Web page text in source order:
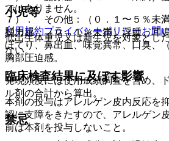
小児等
低出生体重児又は新生児を対象とし
ない。
臨床検査結果に及ぼす影響
本剤の投与はアレルゲン皮内反応を
認に支障をきたすので、アレルゲン
前は本剤を投与しないこと。
７）． その他：（０．１〜５％未
脱力感、（０．１％未満）浮腫、耳
ほてり、鼻出血、味覚異常、口臭、
胸部圧迫感。
発現頻度には使用成績調査を含め、
ル剤の合計から算出。
禁忌
ではありません。
利用規約プライバシーポリシーお問